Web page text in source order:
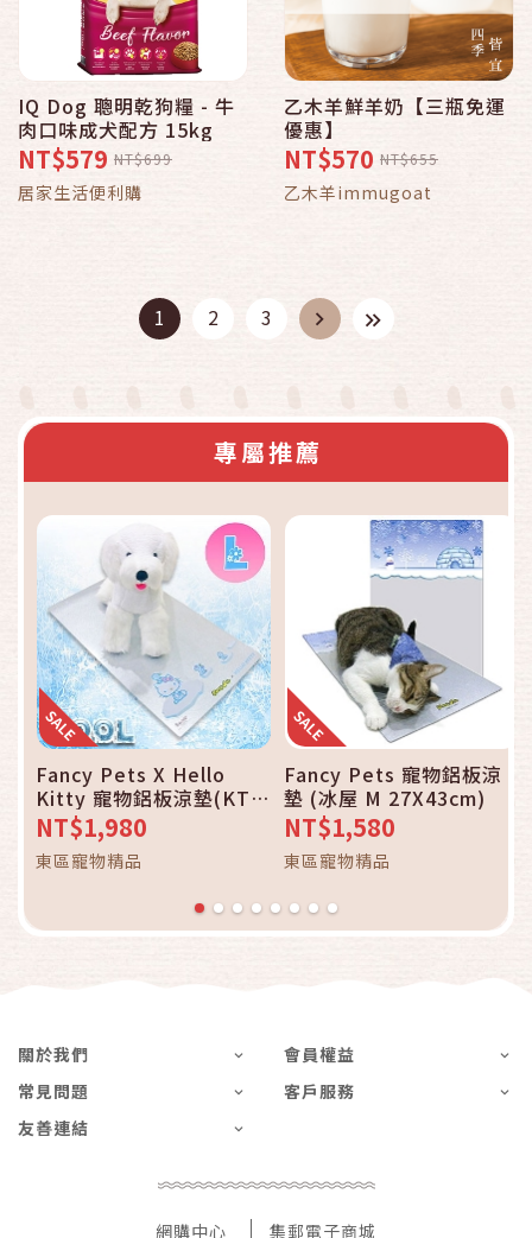
IQ Dog 聰明乾狗糧 - 牛
肉口味成犬配方 15kg
NT$579 NT$699
居家生活便利購
乙木羊鮮羊奶【三瓶免運
優惠】
NT$570 NT$655
乙木羊immugoat
1 2 3
專屬推薦
Fancy Pets X Hello
Kitty 寵物鋁板涼墊(KT企
鵝 L 34X58cm)
NT$1,980
東區寵物精品
Fancy Pets 寵物鋁板涼
墊 (冰屋 M 27X43cm)
NT$1,580
東區寵物精品
關於我們
會員權益
常見問題
客戶服務
友善連結
網購中心 集郵電子商城